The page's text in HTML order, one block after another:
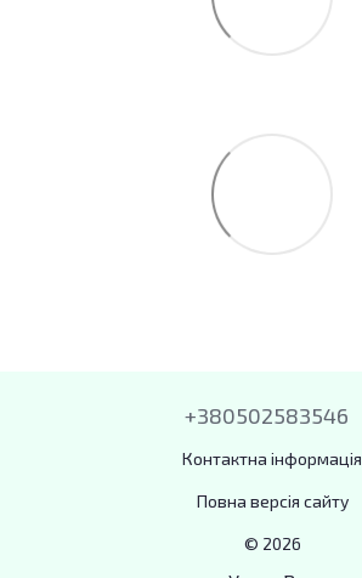
+380502583546
Контактна інформація
Повна версія сайту
© 2026